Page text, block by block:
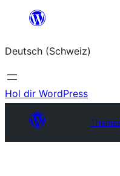
springen
Deutsch (Schweiz)
Hol dir WordPress